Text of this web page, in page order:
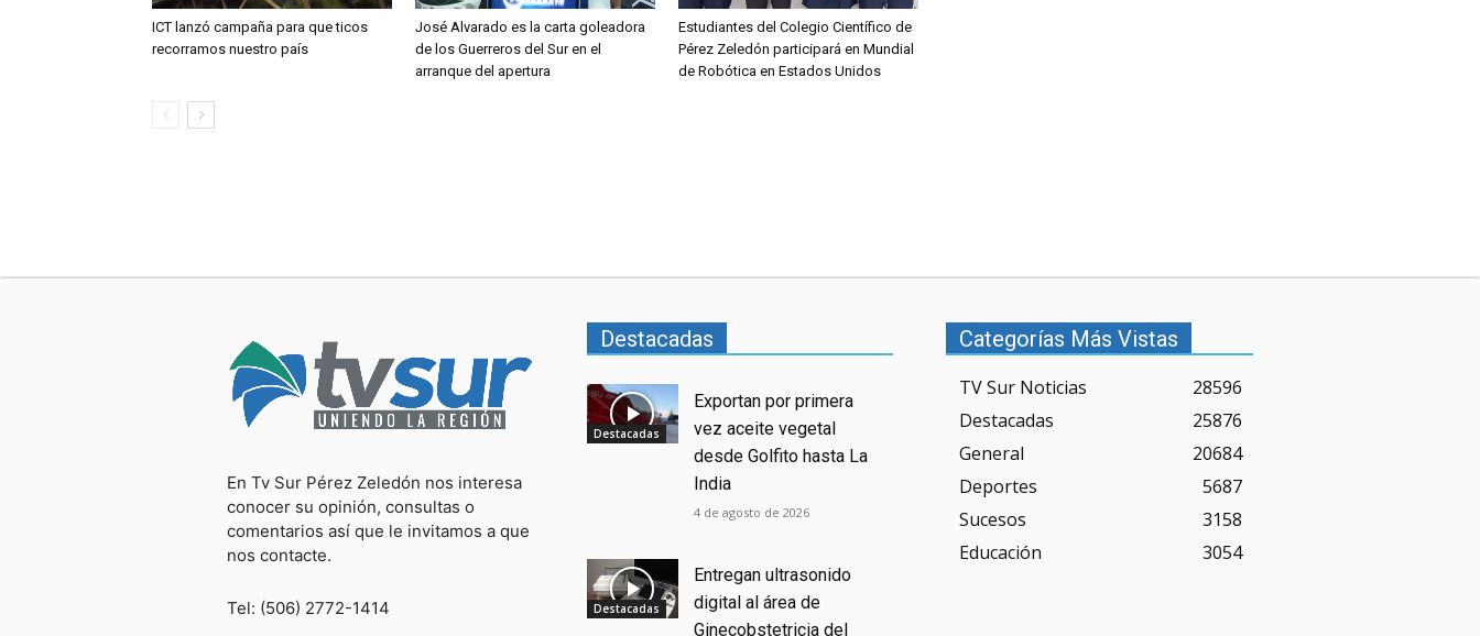
ICT lanzó campaña para que ticos
recorramos nuestro país
José Alvarado es la carta goleadora
de los Guerreros del Sur en el
arranque del apertura
Estudiantes del Colegio Científico de
Pérez Zeledón participará en Mundial
de Robótica en Estados Unidos
En Tv Sur Pérez Zeledón nos interesa
conocer su opinión, consultas o
comentarios así que le invitamos a que
nos contacte.
Tel: (506) 2772-1414
Destacadas
Destacadas
Exportan por primera
vez aceite vegetal
desde Golfito hasta La
India
4 de agosto de 2026
Destacadas
Entregan ultrasonido
digital al área de
Ginecobstetricia del
Categorías Más Vistas
TV Sur Noticias
28596
Destacadas
25876
General
20684
Deportes
5687
Sucesos
3158
Educación
3054